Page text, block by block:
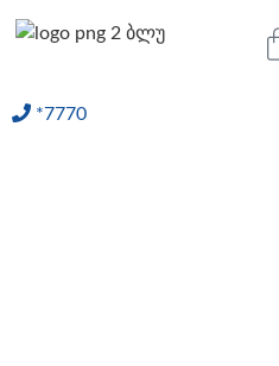
*7770